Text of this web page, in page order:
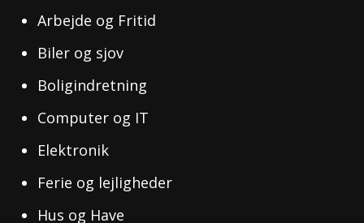
Arbejde og Fritid
Biler og sjov
Boligindretning
Computer og IT
Elektronik
Ferie og lejligheder
Hus og Have